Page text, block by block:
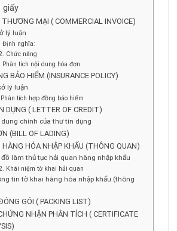
giấy
MẠI ( COMMERCIAL INVOICE)
lý luận
Định nghĩa:
Chức năng
Phân tích nội dung hóa đơn
BẢO HIỂM (INSURANCE POLICY)
lý luận
tích hợp đồng bảo hiểm
DỤNG ( LETTER OF CREDIT)
dung chính của thư tín dụng
(BILL OF LADING)
HÀNG HÓA NHẬP KHẨU (THÔNG QUAN)
đồ làm thủ tục hải quan hàng nhập khẩu
Khái niệm tờ khai hải quan
tin tờ khai hàng hóa nhập khẩu (thông
GÓI ( PACKING LIST)
NHẬN PHÂN TÍCH ( CERTIFICATE